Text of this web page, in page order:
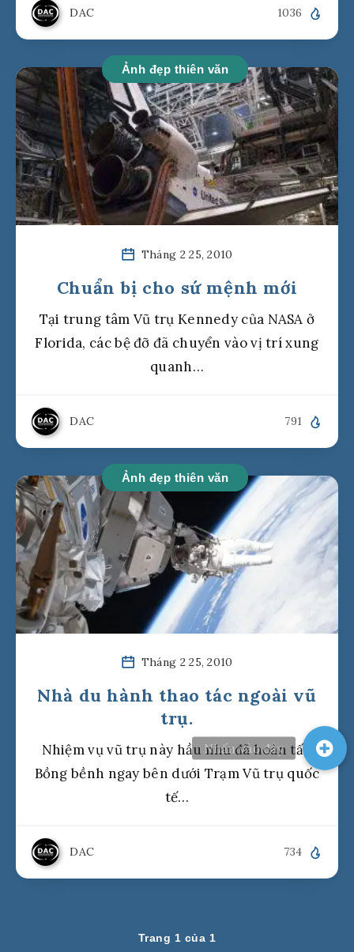
DAC 1036
Ảnh đẹp thiên văn
Tháng 2 25, 2010
Chuẩn bị cho sứ mệnh mới
Tại trung tâm Vũ trụ Kennedy của NASA ở
Florida, các bệ đỡ đã chuyển vào vị trí xung
quanh…
DAC 791
Ảnh đẹp thiên văn
Tháng 2 25, 2010
Nhà du hành thao tác ngoài vũ
trụ.
Nhiệm vụ vũ trụ này hầu như đã hoàn tất.
Bồng bềnh ngay bên dưới Trạm Vũ trụ quốc
tế…
DAC 734
Trang 1 của 1